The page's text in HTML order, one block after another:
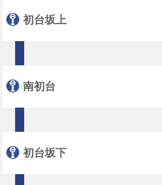
初台坂上
南初台
初台坂下